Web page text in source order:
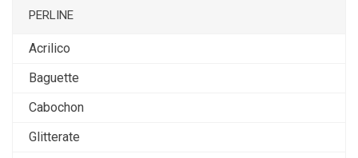
PERLINE
Acrilico
Baguette
Cabochon
Glitterate